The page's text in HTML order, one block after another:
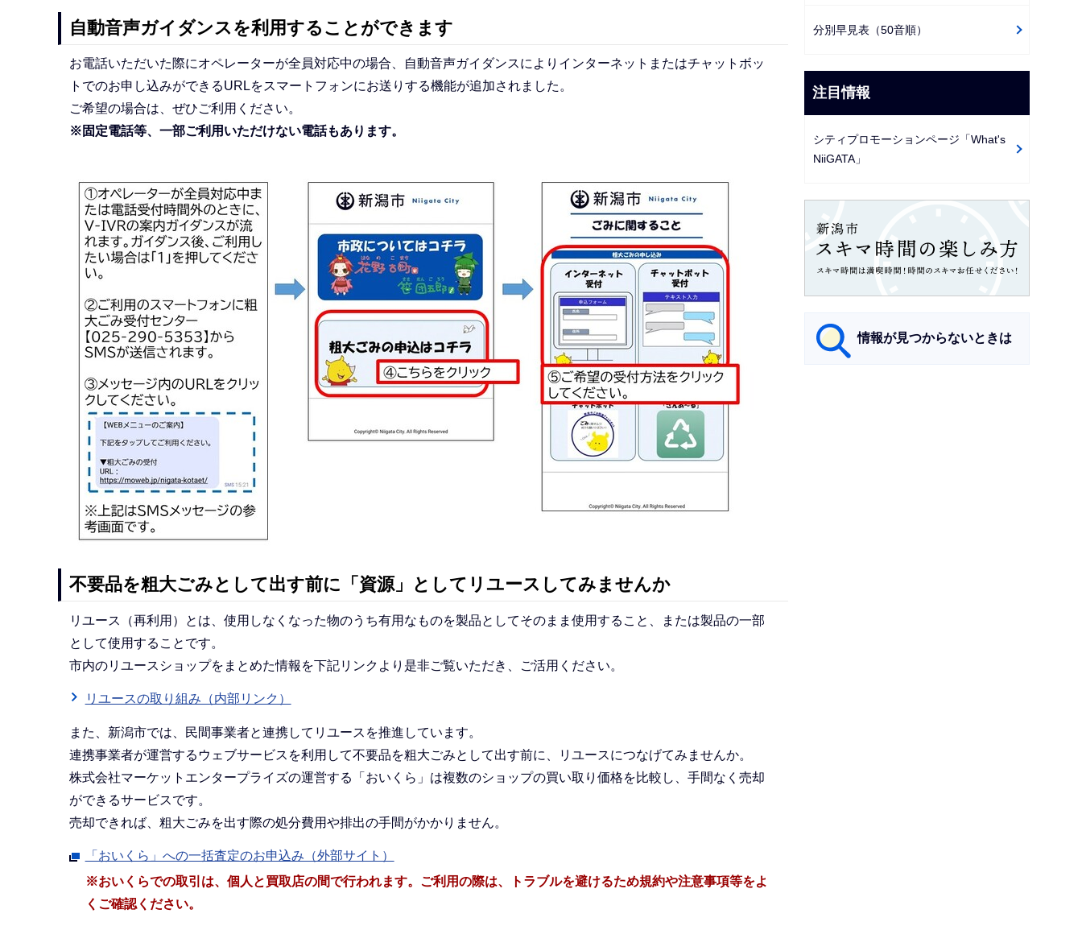
自動音声ガイダンスを利用することができます
お電話いただいた際にオペレーターが全員対応中の場合、自動音声ガイダンスによりインターネットまたはチャットボッ
トでのお申し込みができるURLをスマートフォンにお送りする機能が追加されました。
ご希望の場合は、ぜひご利用ください。
※固定電話等、一部ご利用いただけない電話もあります。
不要品を粗大ごみとして出す前に「資源」としてリユースしてみませんか
リユース（再利用）とは、使用しなくなった物のうち有用なものを製品としてそのまま使用すること、または製品の一部
として使用することです。
市内のリユースショップをまとめた情報を下記リンクより是非ご覧いただき、ご活用ください。
リユースの取り組み（内部リンク）
また、新潟市では、民間事業者と連携してリユースを推進しています。
連携事業者が運営するウェブサービスを利用して不要品を粗大ごみとして出す前に、リユースにつなげてみませんか。
株式会社マーケットエンタープライズの運営する「おいくら」は複数のショップの買い取り価格を比較し、手間なく売却
ができるサービスです。
売却できれば、粗大ごみを出す際の処分費用や排出の手間がかかりません。
「おいくら」への一括査定のお申込み（外部サイト）
※おいくらでの取引は、個人と買取店の間で行われます。ご利用の際は、トラブルを避けるため規約や注意事項等をよ
くご確認ください。
分別早見表（50音順）
注目情報
シティプロモーションページ「What's
NiiGATA」
情報が見つからないときは